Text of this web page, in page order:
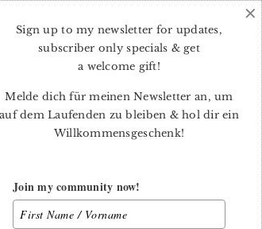
Sign up to my newsletter for updates,
subscriber only specials & get
a welcome gift!
Melde dich für meinen Newsletter an, um
auf dem Laufenden zu bleiben & hol dir ein
Willkommensgeschenk!
Join my community now!
×